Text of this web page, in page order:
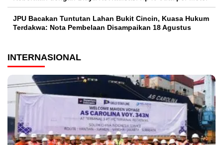
JPU Bacakan Tuntutan Lahan Bukit Cincin, Kuasa Hukum
Terdakwa: Nota Pembelaan Disampaikan 18 Agustus
INTERNASIONAL